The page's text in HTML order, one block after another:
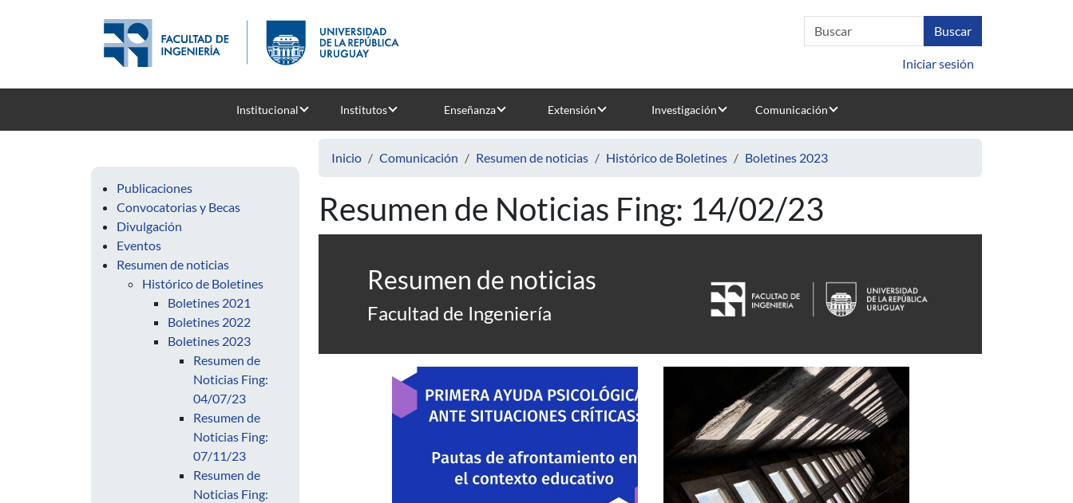
Iniciar sesión
Institucional Institutos Enseñanza Extensión Investigación Comunicación
Publicaciones
Convocatorias y Becas
Divulgación
Eventos
Resumen de noticias
Histórico de Boletines
Boletines 2021
Boletines 2022
Boletines 2023
Resumen de
Noticias Fing:
04/07/23
Resumen de
Noticias Fing:
07/11/23
Resumen de
Noticias Fing:
Inicio Comunicación Resumen de noticias Histórico de Boletines Boletines 2023
Resumen de Noticias Fing: 14/02/23
Resumen de noticias
Facultad de Ingeniería